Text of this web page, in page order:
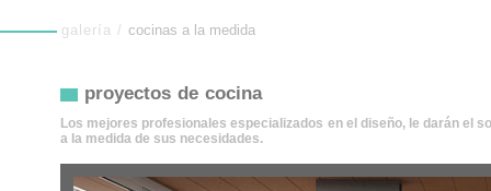
galería / cocinas a la medida
proyectos de cocina
Los mejores profesionales especializados en el diseño, le darán el
a la medida de sus necesidades.